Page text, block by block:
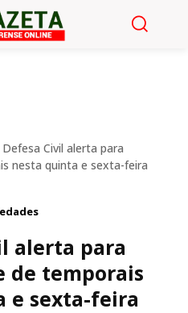
Defesa Civil alerta para
nesta quinta e sexta-feira
alerta para
de temporais
e sexta-feira